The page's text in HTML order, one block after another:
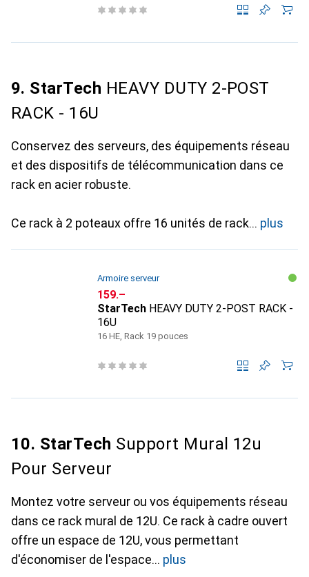
9. StarTech HEAVY DUTY 2-POST
RACK - 16U
Conservez des serveurs, des équipements réseau
et des dispositifs de télécommunication dans ce
rack en acier robuste.
Ce rack à 2 poteaux offre 16 unités de rack plus
Armoire serveur
CHF
159.–
StarTech HEAVY DUTY 2-POST RACK -
16U
16 HE, Rack 19 pouces
10. StarTech Support Mural 12u
Pour Serveur
Montez votre serveur ou vos équipements réseau
dans ce rack mural de 12U. Ce rack à cadre ouvert
offre un espace de 12U, vous permettant
d'économiser de l'espace
plus